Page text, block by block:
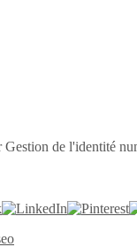
de l'identité